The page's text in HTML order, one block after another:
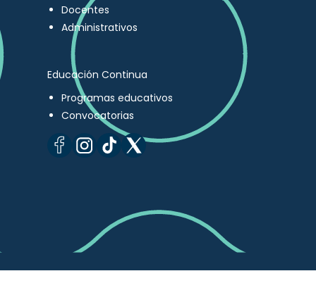
Docentes
Administrativos
Educación Continua
Programas educativos
Convocatorias